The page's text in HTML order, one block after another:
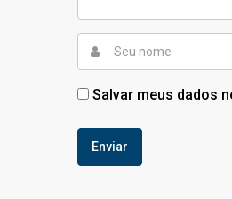
Salvar meus dados